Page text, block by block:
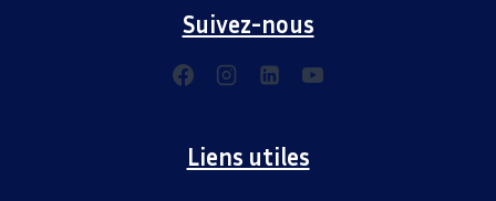
Suivez-nous
Liens utiles